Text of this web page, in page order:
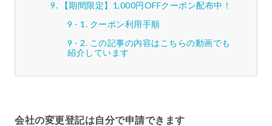
【期間限定】1,000円OFFクーポン配布中！
クーポン利用手順
この記事の内容はこちらの動画でも
紹介しています
会社の変更登記は自分で申請できます